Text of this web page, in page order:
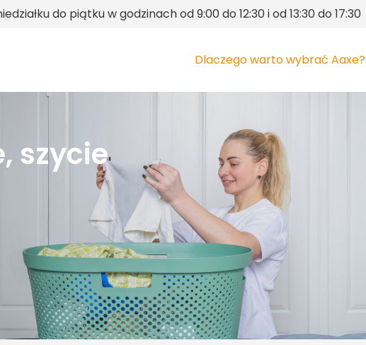
do piątku w godzinach od 9:00 do 12:30 i od 13:30 do 17:30
Dlaczego warto wybrać Aaxe?
szycie